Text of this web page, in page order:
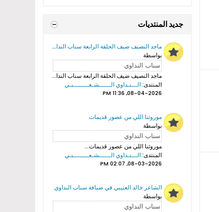
جديد المنتديات
ماجد النصيف ضيف الحلقة الرابعة سناب النداوي
بواسطة
ماجد النصيف ضيف الحلقة الرابعة سناب النداوي...
المنتدى:الـــنـداوي الــــــشـعــــــــبـي
08-04-2026, 11:36 PM
موروثنا اللي من عصور قديمات
بواسطة
موروثنا اللي من عصور قديمات...
المنتدى:الـــنـداوي الــــــشـعــــــــبـي
08-03-2026, 02:07 PM
الشاعر خالد العتيبي في ضيافة سناب النداوي
بواسطة